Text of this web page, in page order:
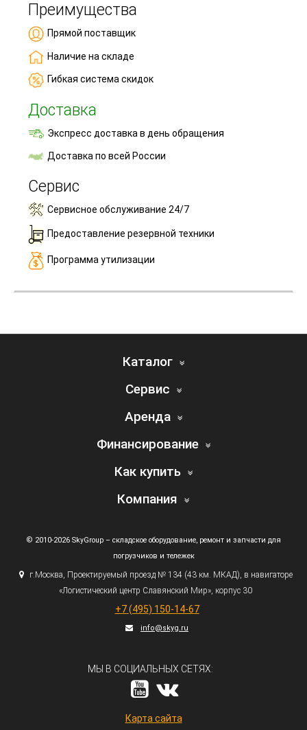
Преимущества
Прямой поставщик
Наличие на складе
Гибкая система скидок
Доставка
Экспресс доставка в день обращения
Доставка по всей России
Сервис
Сервисное обслуживание 24/7
Предоставление резервной техники
Программа утилизации
Каталог
Сервис
Аренда
Финансирование
Как купить
Компания
© 2010-2026 SkyGroup – складское оборудование, ремонт и запчасти для
погрузчиков и тележек
г.Москва, Проектируемый проезд № 134 (43км. МКАД), в навигаторе
«Логистический центр Славянский Мир», корпус 30
+7 (495) 150-14-67
info@skyg.ru
МЫ В СОЦИАЛЬНЫХ СЕТЯХ:
Карта сайта